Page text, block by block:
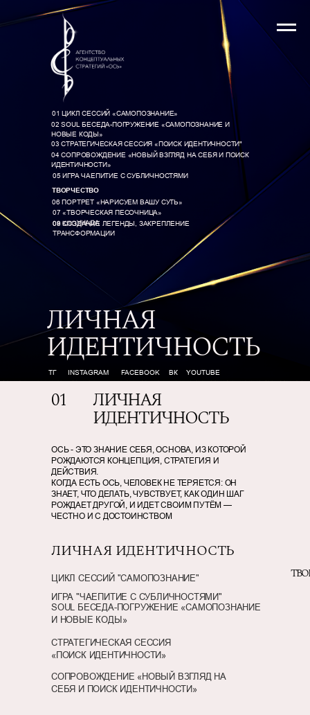
ЛИЧНАЯ
ИДЕНТИЧНОСТЬ
FACEBOOK
INSTAGRAM
ТГ ВК YOUTUBE
04 СОПРОВОЖДЕНИЕ «НОВЫЙ ВЗГЛЯД НА СЕБЯ И ПОИСК
ИДЕНТИЧНОСТИ»
01 ЦИКЛ СЕССИЙ «САМОПОЗНАНИЕ»
03 СТРАТЕГИЧЕСКАЯ СЕССИЯ «ПОИСК ИДЕНТИЧНОСТИ"
02 SOUL БЕСЕДА-ПОГРУЖЕНИЕ «САМОПОЗНАНИЕ И
НОВЫЕ КОДЫ»
06 ПОРТРЕТ «НАРИСУЕМ ВАШУ СУТЬ»
07 «ТВОРЧЕСКАЯ ПЕСОЧНИЦА»
ТВОРЧЕСТВО
08 КЛОУНАДА
09 СОЗДАНИЕ ЛЕГЕНДЫ, ЗАКРЕПЛЕНИЕ
ТРАНСФОРМАЦИИ
05 ИГРА ЧАЕПИТИЕ С СУБЛИЧНОСТЯМИ
ЛИЧНАЯ
ИДЕНТИЧНОСТЬ
ЛИЧНАЯ ИДЕНТИЧНОСТЬ
СОПРОВОЖДЕНИЕ «НОВЫЙ ВЗГЛЯД НА
СЕБЯ И ПОИСК ИДЕНТИЧНОСТИ»
СТРАТЕГИЧЕСКАЯ СЕССИЯ
«ПОИСК ИДЕНТИЧНОСТИ»
SOUL БЕСЕДА-ПОГРУЖЕНИЕ «САМОПОЗНАНИЕ
И НОВЫЕ КОДЫ»
ЦИКЛ СЕССИЙ "САМОПОЗНАНИЕ"
ИГРА "ЧАЕПИТИЕ С СУБЛИЧНОСТЯМИ"
01
ОСЬ - ЭТО ЗНАНИЕ СЕБЯ, ОСНОВА, ИЗ КОТОРОЙ
РОЖДАЮТСЯ КОНЦЕПЦИЯ, СТРАТЕГИЯ И
ДЕЙСТВИЯ.
КОГДА ЕСТЬ ОСЬ, ЧЕЛОВЕК НЕ ТЕРЯЕТСЯ: ОН
ЗНАЕТ, ЧТО ДЕЛАТЬ, ЧУВСТВУЕТ, КАК ОДИН ШАГ
РОЖДАЕТ ДРУГОЙ, И ИДЕТ СВОИМ ПУТЁМ —
ЧЕСТНО И С ДОСТОИНСТВОМ